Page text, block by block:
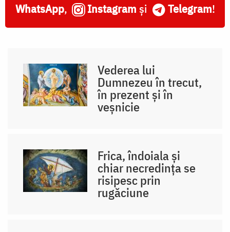
WhatsApp, Instagram și Telegram!
Vederea lui
Dumnezeu în trecut,
în prezent și în
veșnicie
Frica, îndoiala și
chiar necredința se
risipesc prin
rugăciune